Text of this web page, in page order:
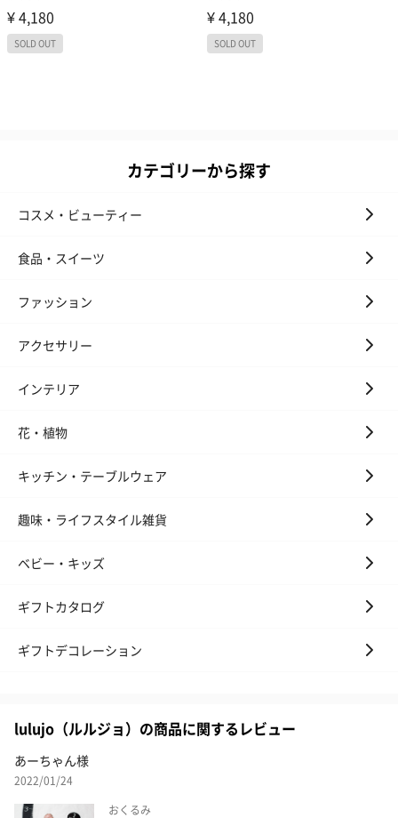
カテゴリーから探す
コスメ・ビューティー
食品・スイーツ
ファッション
アクセサリー
インテリア
花・植物
キッチン・テーブルウェア
趣味・ライフスタイル雑貨
ベビー・キッズ
ギフトカタログ
ギフトデコレーション
lulujo（ルルジョ）の商品に関するレビュー
あーちゃん様
2022/01/24
おくるみ